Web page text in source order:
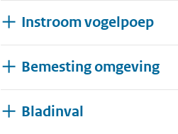
Instroom vogelpoep
Bemesting omgeving
BladinvalUitklappen